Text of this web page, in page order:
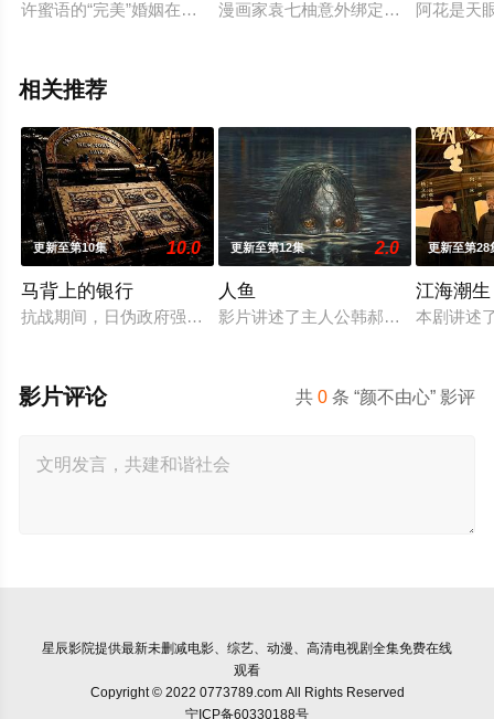
许蜜语的“完美”婚姻在十周年纪念日被打破，她看清了自己在
漫画家袁七柚意外绑定自创漫画的恋
阿花是天
相关推荐
更新至第10集 10.0
马背上的银行
抗战期间，日伪政府强行推广、使用由“中国准备银行”发行的
更新至第12集 2.0
人鱼
影片讲述了主人公韩郝（樊少皇 饰
更新至第28
江海潮生
本剧讲述
共0 条 “颜不由心” 影评
影片评论
星辰影院提供最新未删减电影、综艺、动漫、高清电视剧全集免费在线
观看
Copyright © 2022 0773789.com All Rights Reserved
宁ICP备60330188号